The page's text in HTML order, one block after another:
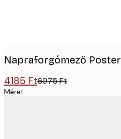
Napraforgómező Poster
4185 Ft6975 Ft
Méret